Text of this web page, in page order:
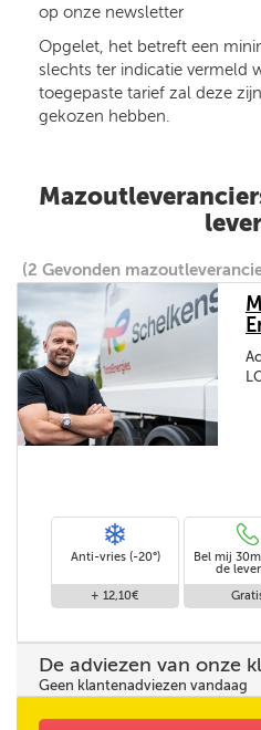
op onze newsletter
Opgelet, het betreft een
slechts ter indicatie vermeld
toegepaste tarief zal deze
gekozen hebben.
(2 Gevonden
Anti-vries (-20°)
+ 12,10€
Bel mij
de
De adviezen van onze
Geen klantenadviezen vandaag